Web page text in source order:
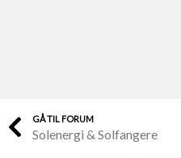
Finn håndverkere
GÅ TIL FORUM
Solenergi & Solfangere